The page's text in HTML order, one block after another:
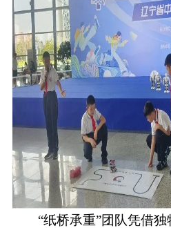
“纸桥承重”团队凭借